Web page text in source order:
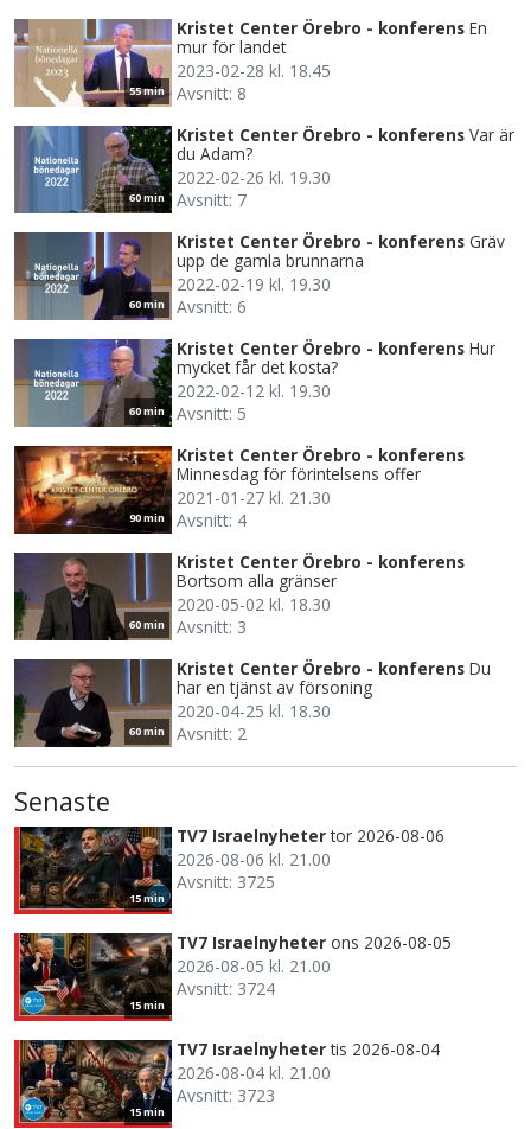
55 min
Kristet Center Örebro - konferens En
mur för landet
2023-02-28 kl. 18.45
Avsnitt: 8
60 min
Kristet Center Örebro - konferens Var är
du Adam?
2022-02-26 kl. 19.30
Avsnitt: 7
60 min
Kristet Center Örebro - konferens Gräv
upp de gamla brunnarna
2022-02-19 kl. 19.30
Avsnitt: 6
60 min
Kristet Center Örebro - konferens Hur
mycket får det kosta?
2022-02-12 kl. 19.30
Avsnitt: 5
90 min
Kristet Center Örebro - konferens
Minnesdag för förintelsens offer
2021-01-27 kl. 21.30
Avsnitt: 4
60 min
Kristet Center Örebro - konferens
Bortsom alla gränser
2020-05-02 kl. 18.30
Avsnitt: 3
60 min
Kristet Center Örebro - konferens Du
har en tjänst av försoning
2020-04-25 kl. 18.30
Avsnitt: 2
Senaste
15 min
TV7 Israelnyheter tor 2026-08-06
2026-08-06 kl. 21.00
Avsnitt: 3725
15 min
TV7 Israelnyheter ons 2026-08-05
2026-08-05 kl. 21.00
Avsnitt: 3724
15 min
TV7 Israelnyheter tis 2026-08-04
2026-08-04 kl. 21.00
Avsnitt: 3723